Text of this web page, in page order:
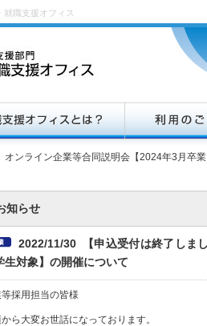
就職支援オフィス
オンライン企業等合同説明会【2024年3月卒
知らせ
2022/11/30 【申込受付は終了しま
生対象】の開催について
採用担当の皆様
から大変お世話になっております。